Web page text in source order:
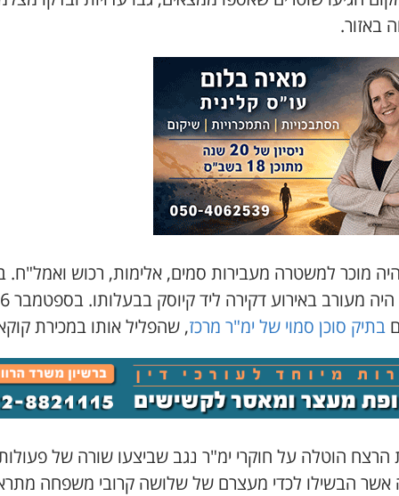
באזור.
היה מוכר למשטרה מעבירות סמים, אלימות, רכוש
2014 היה
בתיק סוכן סמוי של ימ"ר מרכז, שהפליל אותו במכירת
הרצח הוטלה על חוקרי ימ"ר נגב שביצעו שורה של
אשר הבשילו לכדי מעצרם של שלושה קרובי משפחה